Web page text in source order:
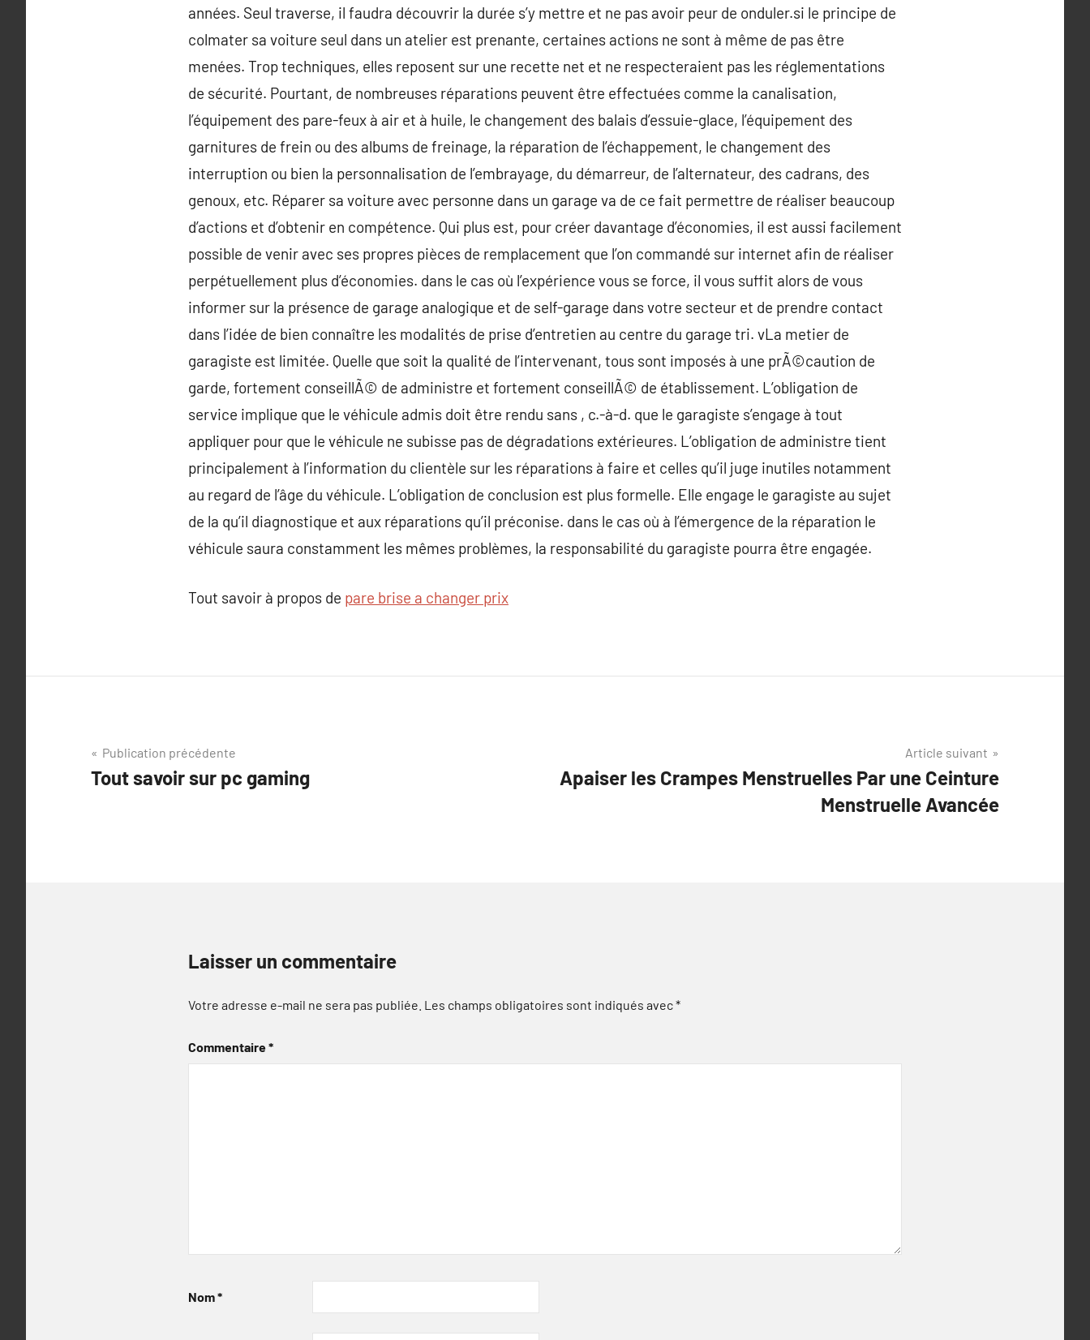
années. Seul traverse, il faudra découvrir la durée s’y mettre et ne pas avoir peur de onduler.si le principe de
colmater sa voiture seul dans un atelier est prenante, certaines actions ne sont à même de pas être
menées. Trop techniques, elles reposent sur une recette net et ne respecteraient pas les réglementations
de sécurité. Pourtant, de nombreuses réparations peuvent être effectuées comme la canalisation,
l’équipement des pare-feux à air et à huile, le changement des balais d’essuie-glace, l’équipement des
garnitures de frein ou des albums de freinage, la réparation de l’échappement, le changement des
interruption ou bien la personnalisation de l’embrayage, du démarreur, de l’alternateur, des cadrans, des
genoux, etc. Réparer sa voiture avec personne dans un garage va de ce fait permettre de réaliser beaucoup
d’actions et d’obtenir en compétence. Qui plus est, pour créer davantage d’économies, il est aussi facilement
possible de venir avec ses propres pièces de remplacement que l’on commandé sur internet afin de réaliser
perpétuellement plus d’économies. dans le cas où l’expérience vous se force, il vous suffit alors de vous
informer sur la présence de garage analogique et de self-garage dans votre secteur et de prendre contact
dans l’idée de bien connaître les modalités de prise d’entretien au centre du garage tri. vLa metier de
garagiste est limitée. Quelle que soit la qualité de l’intervenant, tous sont imposés à une prÃ©caution de
garde, fortement conseillÃ© de administre et fortement conseillÃ© de établissement. L’obligation de
service implique que le véhicule admis doit être rendu sans , c.-à-d. que le garagiste s’engage à tout
appliquer pour que le véhicule ne subisse pas de dégradations extérieures. L’obligation de administre tient
principalement à l’information du clientèle sur les réparations à faire et celles qu’il juge inutiles notamment
au regard de l’âge du véhicule. L’obligation de conclusion est plus formelle. Elle engage le garagiste au sujet
de la qu’il diagnostique et aux réparations qu’il préconise. dans le cas où à l’émergence de la réparation le
véhicule saura constamment les mêmes problèmes, la responsabilité du garagiste pourra être engagée.
Tout savoir à propos de pare brise a changer prix
Navigation
de
Publication précédente
Tout savoir sur pc gaming
Article suivant
Apaiser les Crampes Menstruelles Par une Ceinture
Menstruelle Avancée
Laisser un commentaire
Votre adresse e-mail ne sera pas publiée. Les champs obligatoires sont indiqués avec*
Commentaire*
Nom*